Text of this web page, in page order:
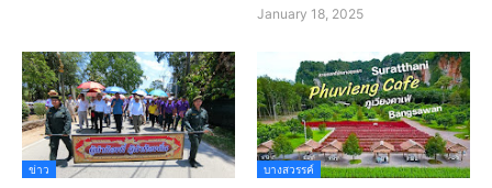
January 18, 2025
ข่าว บางสวรรค์